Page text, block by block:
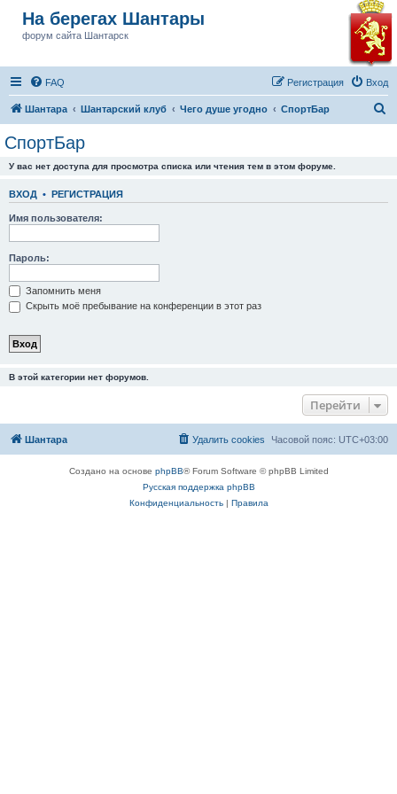
На берегах Шантары
форум сайта Шантарск
FAQ Вход
Регистрация
Шантара Шантарский клуб Чего душе угодно СпортБар
СпортБар
У вас нет доступа для просмотра списка или чтения тем в этом форуме.
ВХОД • РЕГИСТРАЦИЯ
Имя пользователя:
Пароль:
Запомнить меня
Скрыть моё пребывание на конференции в этот раз
В этой категории нет форумов.
Перейти
Шантара Часовой пояс: UTC+03:00
Удалить cookies
Создано на основе phpBB® Forum Software © phpBB Limited
Русская поддержка phpBB
Конфиденциальность| Правила